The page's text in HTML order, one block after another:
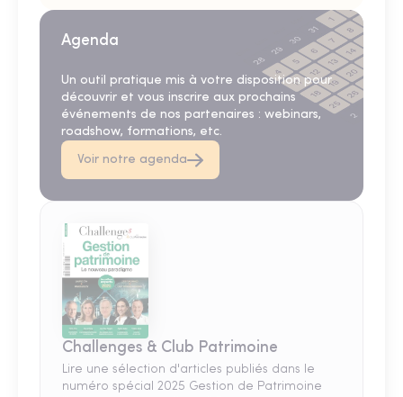
Agenda
Un outil pratique mis à votre disposition pour
découvrir et vous inscrire aux prochains
événements de nos partenaires : webinars,
roadshow, formations, etc.
Voir notre agenda
Challenges & Club Patrimoine
Lire une sélection d'articles publiés dans le
numéro spécial 2025 Gestion de Patrimoine